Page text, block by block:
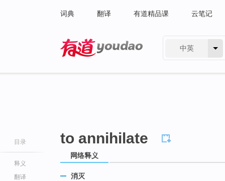
词典 翻译 有道精品课 云笔记
中英
目录
释义
翻译
to annihilate
网络释义
消灭